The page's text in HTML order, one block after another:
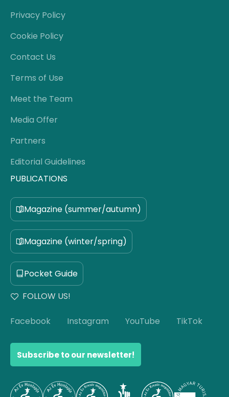
Privacy Policy
Cookie Policy
Contact Us
Terms of Use
Meet the Team
Media Offer
Partners
Editorial Guidelines
PUBLICATIONS
Magazine (summer/autumn)
Magazine (winter/spring)
Pocket Guide
FOLLOW US!
Facebook Instagram YouTube TikTok
Subscribe to our newsletter!